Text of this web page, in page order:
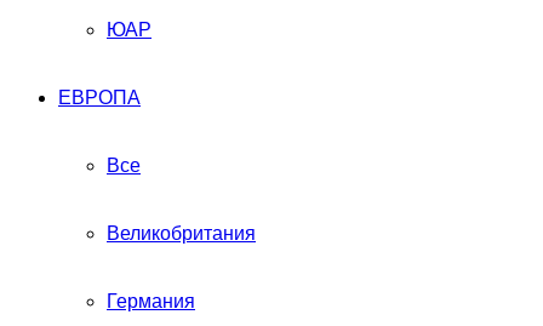
ЮАР
ЕВРОПА
Все
Великобритания
Германия